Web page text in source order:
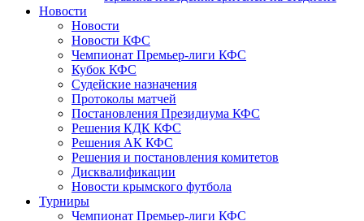
Новости
Новости
Новости КФС
Чемпионат Премьер-лиги КФС
Кубок КФС
Судейские назначения
Протоколы матчей
Постановления Президиума КФС
Решения КДК КФС
Решения АК КФС
Решения и постановления комитетов
Дисквалификации
Новости крымского футбола
Турниры
Чемпионат Премьер-лиги КФС